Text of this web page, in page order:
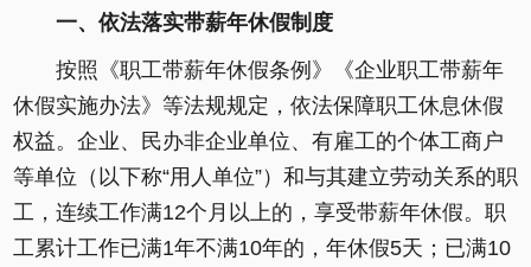
一、依法落实带薪年休假制度
按照《职工带薪年休假条例》《企业职工带薪年
休假实施办法》等法规规定，依法保障职工休息休假
权益。企业、民办非企业单位、有雇工的个体工商户
等单位（以下称“用人单位”）和与其建立劳动关系的职
工，连续工作满12个月以上的，享受带薪年休假。职
工累计工作已满1年不满10年的，年休假5天；已满10